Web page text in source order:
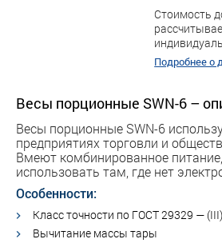
Стоимость
Подробнее о
Весы порционные SWN-6 –
Весы порционные SWN-6
предприятиях торговли и
Bмеют комбинированное
использовать там, где нет
Особенности:
Класс точности по ГОСТ 29329 —
Вычитание массы тары